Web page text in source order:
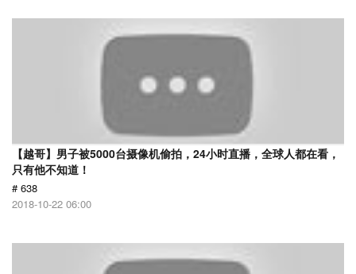
【越哥】男子被5000台摄像机偷拍，24小时直播，全球人都在看，
只有他不知道！
# 638
2018-10-22 06:00